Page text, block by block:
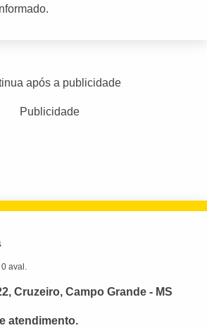
após a publicidade
Publicidade
0 aval.
Cruzeiro, Campo Grande - MS
atendimento.